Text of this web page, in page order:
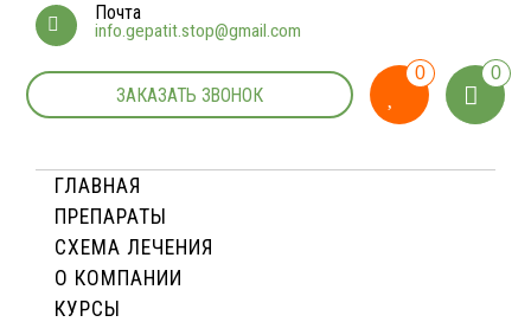
Почта
info.gepatit.stop@gmail.com
ЗАКАЗАТЬ ЗВОНОК
0 0
ГЛАВНАЯ
ПРЕПАРАТЫ
СХЕМА ЛЕЧЕНИЯ
О КОМПАНИИ
КУРСЫ